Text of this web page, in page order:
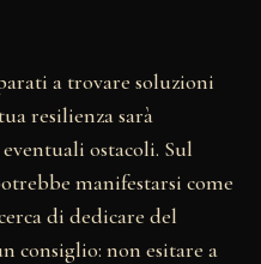
a trovare soluzioni
resilienza sarà
ostacoli. Sul
manifestarsi come
di dedicare del
consiglio: non esitare a